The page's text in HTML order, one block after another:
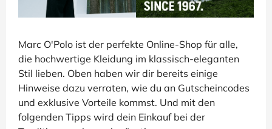
Marc O'Polo ist der perfekte Online-Shop für alle,
die hochwertige Kleidung im klassisch-eleganten
Stil lieben. Oben haben wir dir bereits einige
Hinweise dazu verraten, wie du an Gutscheincodes
und exklusive Vorteile kommst. Und mit den
folgenden Tipps wird dein Einkauf bei der